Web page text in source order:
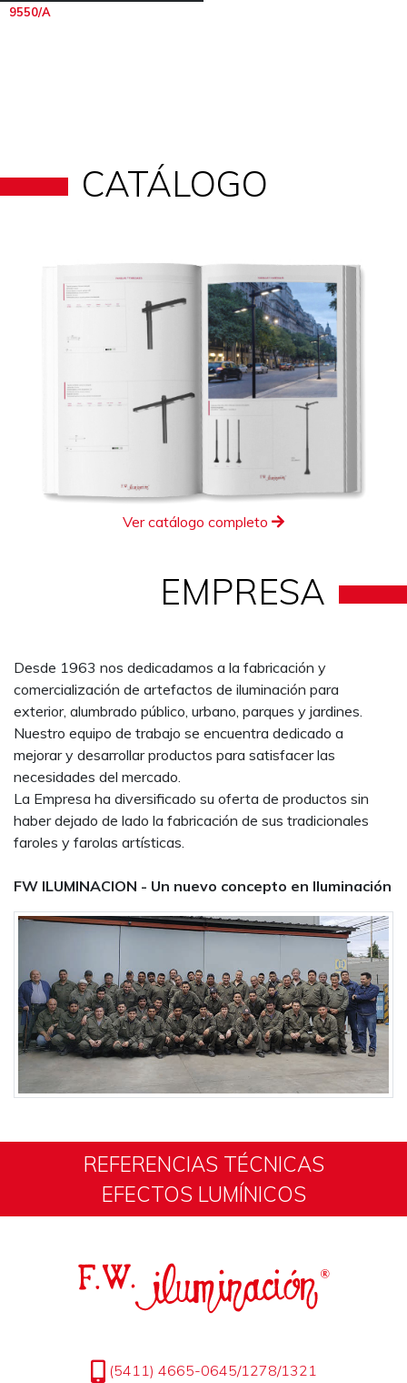
9550/A
CATÁLOGO
Ver catálogo completo
EMPRESA
Desde 1963 nos dedicadamos a la fabricación y
comercialización de artefactos de iluminación para
exterior, alumbrado público, urbano, parques y jardines.
Nuestro equipo de trabajo se encuentra dedicado a
mejorar y desarrollar productos para satisfacer las
necesidades del mercado.
La Empresa ha diversificado su oferta de productos sin
haber dejado de lado la fabricación de sus tradicionales
faroles y farolas artísticas.
FW ILUMINACION - Un nuevo concepto en Iluminación
REFERENCIAS TÉCNICAS
EFECTOS LUMÍNICOS
(5411) 4665-0645/1278/1321